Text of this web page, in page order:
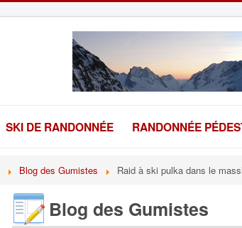
SKI DE RANDONNÉE RANDONNÉE
Blog des Gumistes Raid à ski pulka dans le
Blog des Gumistes